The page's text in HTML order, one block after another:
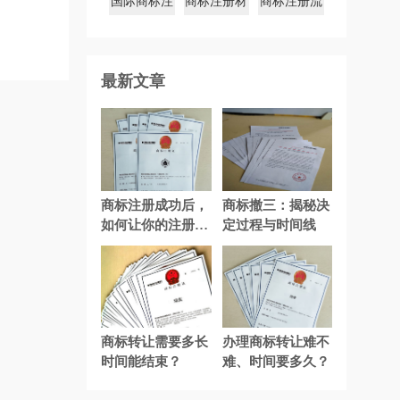
最新文章
商标注册成功后，
如何让你的注册商
标永久有效？
商标撤三：揭秘决
定过程与时间线
商标转让需要多长
时间能结束？
办理商标转让难不
难、时间要多久？